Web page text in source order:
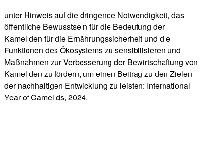
unter Hinweis auf die dringende Notwendigkeit, das
öffentliche Bewusstsein für die Bedeutung der
Kameliden für die Ernährungssicherheit und die
Funktionen des Ökosystems zu sensibilisieren und
Maßnahmen zur Verbesserung der Bewirtschaftung von
Kameliden zu fördern, um einen Beitrag zu den Zielen
der nachhaltigen Entwicklung zu leisten: International
Year of Camelids, 2024.